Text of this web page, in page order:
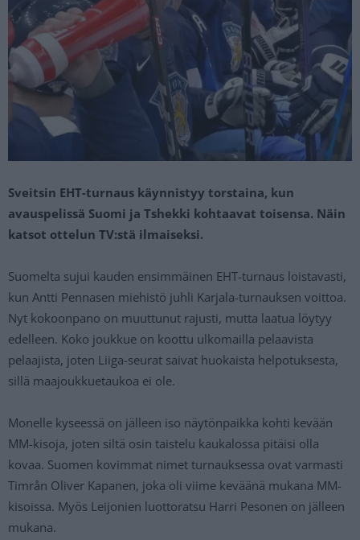
Sveitsin EHT-turnaus käynnistyy torstaina, kun
avauspelissä Suomi ja Tshekki kohtaavat toisensa. Näin
katsot ottelun TV:stä ilmaiseksi.
Suomelta sujui kauden ensimmäinen EHT-turnaus loistavasti,
kun Antti Pennasen miehistö juhli Karjala-turnauksen voittoa.
Nyt kokoonpano on muuttunut rajusti, mutta laatua löytyy
edelleen. Koko joukkue on koottu ulkomailla pelaavista
pelaajista, joten Liiga-seurat saivat huokaista helpotuksesta,
sillä maajoukkuetaukoa ei ole.
Monelle kyseessä on jälleen iso näytönpaikka kohti kevään
MM-kisoja, joten siltä osin taistelu kaukalossa pitäisi olla
kovaa. Suomen kovimmat nimet turnauksessa ovat varmasti
Timrån Oliver Kapanen, joka oli viime keväänä mukana MM-
kisoissa. Myös Leijonien luottoratsu Harri Pesonen on jälleen
mukana.